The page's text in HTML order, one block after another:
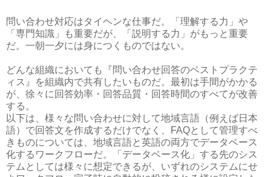
問い合わせ対応はタイヘンな仕事だ。「理解する力」や
「専門知識」も重要だが、「説明する力」がもっと重要
だ。一朝一夕には身につくものではない。
どんな組織においても『問い合わせ回答のベストプラクテ
ィス』を組織内で共有したいものだ。最初は手間がかかる
が、徐々に回答効率・回答品質・回答時間のすべてが改善
する。
以下は、様々な問い合わせに対して地域言語（例えば日本
語）で回答文を作成するだけでなく、FAQとして管理すべ
きものについては、地域言語と英語の両方でデータベース
化するワークフローだ。「データベース化」する先のシス
テムとしては様々に想定できるが、いずれのシステムにせ